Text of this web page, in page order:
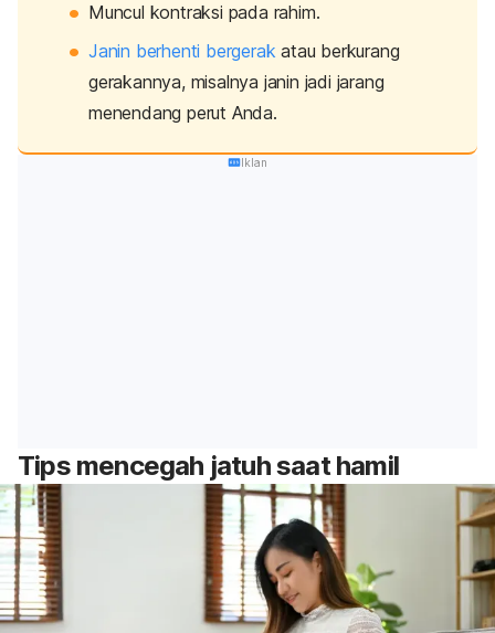
Muncul kontraksi pada rahim.
Janin berhenti bergerak atau berkurang
gerakannya, misalnya janin jadi jarang
menendang perut Anda.
Iklan
Tips mencegah jatuh saat hamil